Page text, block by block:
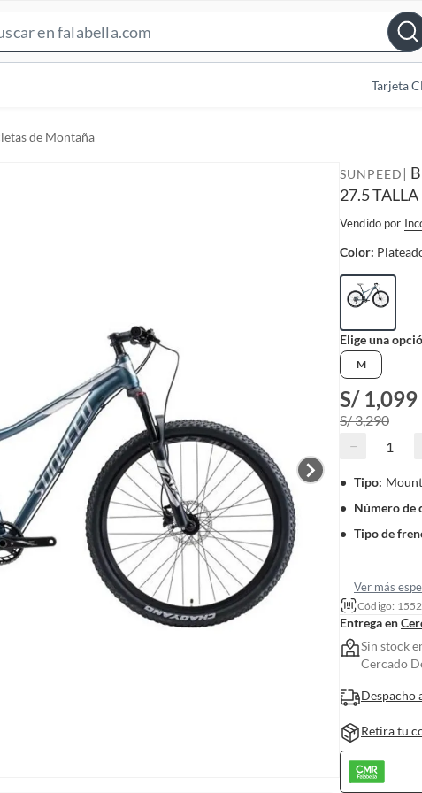
e
Tarjeta
de Montaña
SUNPEED |
27.5
Vendido por
Color:
Elige una
M
S/ 1,099
S/ 3,290
−
Tipo:
Número de
Tipo de
Ver más
Código:
Entrega en
Sin stock
Cercado
Despacho
Retira tu